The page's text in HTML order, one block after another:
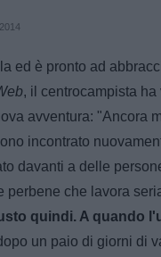
2014
ed è pronto ad
, il centrocampista
avventura: "Ancora
incontrato
davanti a delle
perbene che lavora
quindi. A quando
un paio di giorni di